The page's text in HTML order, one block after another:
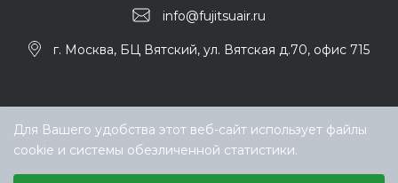
info@fujitsuair.ru
г. Москва, БЦ Вятский, ул. Вятская д.70, офис 715
Для Вашего удобства этот веб-сайт использует файлы
cookie и системы обезличенной статистики.